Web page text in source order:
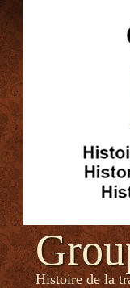
Histoire de la